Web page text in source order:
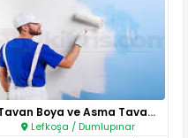
Tavan Boya ve Asma Tavan Uygul..
Lefkoşa / Dumlupınar